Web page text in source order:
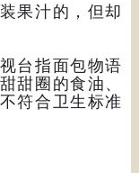
果汁的，但却
台指面包物语
甜圈的食油、
符合卫生标准